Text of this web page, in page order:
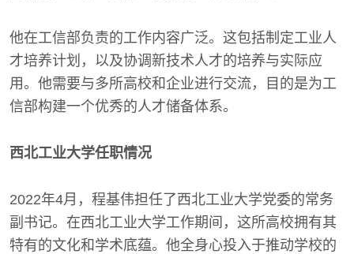
他在工信部负责的工作内容广泛。这包括制定工业人
才培养计划，以及协调新技术人才的培养与实际应
用。他需要与多所高校和企业进行交流，目的是为工
信部构建一个优秀的人才储备体系。
西北工业大学任职情况
2022年4月，程基伟担任了西北工业大学党委的常务
副书记。在西北工业大学工作期间，这所高校拥有其
特有的文化和学术底蕴。他全身心投入于推动学校的